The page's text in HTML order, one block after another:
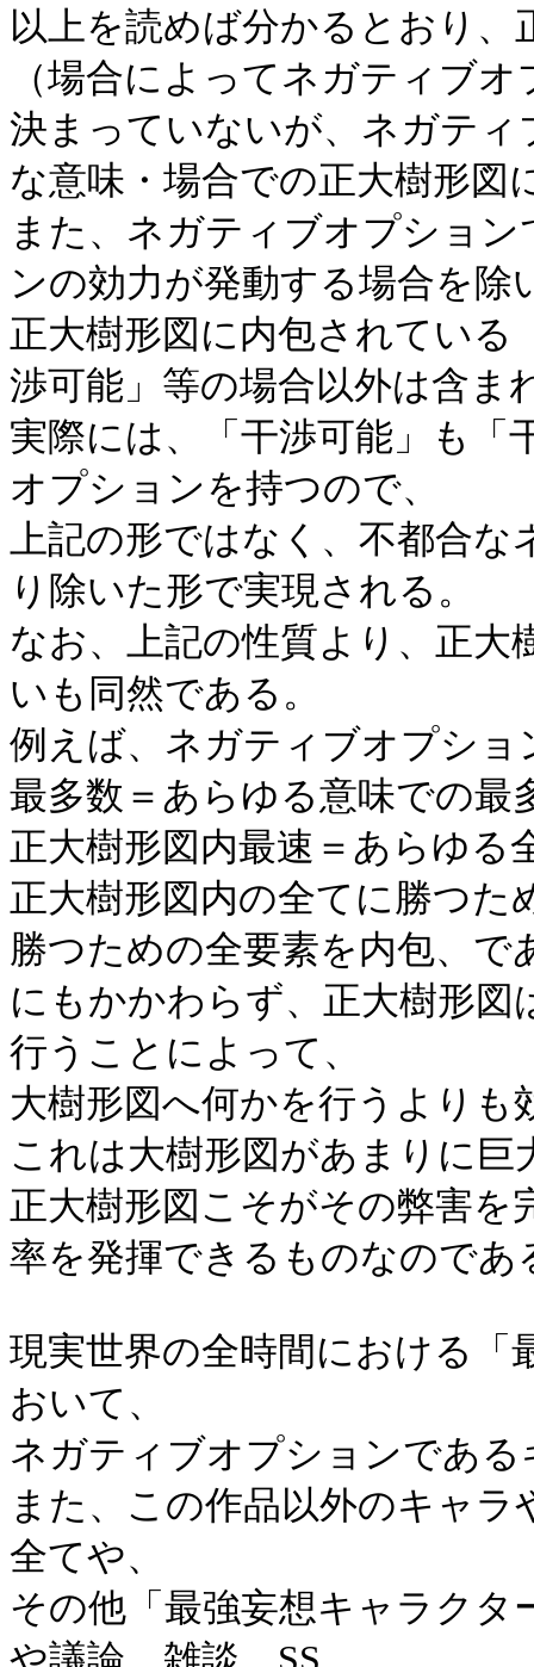
以上を読めば分かるとおり
（場合によってネガティブ
決まっていないが、ネガテ
な意味・場合での正大樹形図
また、ネガティブオプショ
ンの効力が発動する場合を除
正大樹形図に内包されている
渉可能」等の場合以外は含ま
実際には、「干渉可能」も「
オプションを持つので、
上記の形ではなく、不都合
り除いた形で実現される。
なお、上記の性質より、正大
いも同然である。
例えば、ネガティブオプシ
最多数＝あらゆる意味での最
正大樹形図内最速＝あらゆる
正大樹形図内の全てに勝つた
勝つための全要素を内包、で
にもかかわらず、正大樹形図
行うことによって、
大樹形図へ何かを行うより
これは大樹形図があまりに
正大樹形図こそがその弊害を
率を発揮できるものなのであ
現実世界の全時間における「
おいて、
ネガティブオプションであ
また、この作品以外のキャ
全てや、
その他「最強妄想キャラク